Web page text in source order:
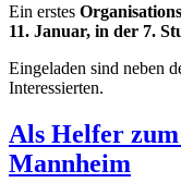
Ein erstes
11. Januar, in der 7.
Eingeladen sind neben
Interessierten.
Als Helfer
Mannheim